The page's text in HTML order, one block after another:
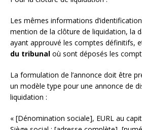
Les mêmes informations
mention de la clôture de liquidation, la
ayant approuvé les comptes définitifs,
du tribunal où sont déposés les
La formulation de l’annonce doit être
un modèle type pour une annonce de
liquidation :
« [Dénomination sociale], EURL au